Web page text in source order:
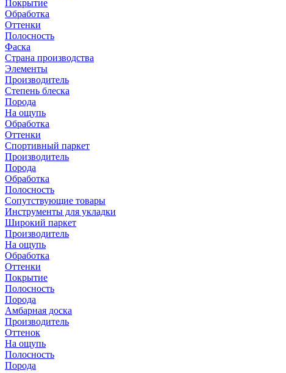
Покрытие
Обработка
Оттенки
Полосность
Фаска
Страна производства
Элементы
Производитель
Степень блеска
Порода
На ощупь
Обработка
Оттенки
Спортивный паркет
Производитель
Порода
Обработка
Полосность
Сопутствующие товары
Инструменты для укладки
Широкий паркет
Производитель
На ощупь
Обработка
Оттенки
Покрытие
Полосность
Порода
Амбарная доска
Производитель
Оттенок
На ощупь
Полосность
Порода